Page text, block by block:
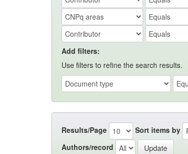
Add filters:
Use filters to refine the search results.
Results/Page Sort items by
Authors/record